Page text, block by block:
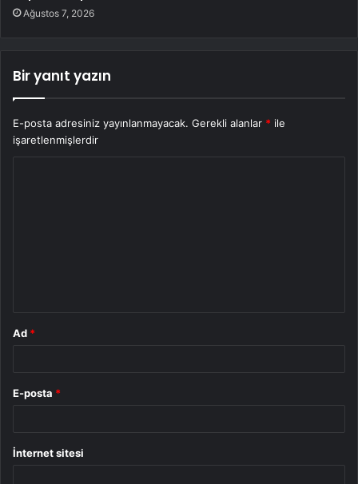
Ağustos 7, 2026
Bir yanıt yazın
E-posta adresiniz yayınlanmayacak. Gerekli alanlar * ile
işaretlenmişlerdir
Ad *
E-posta *
İnternet sitesi